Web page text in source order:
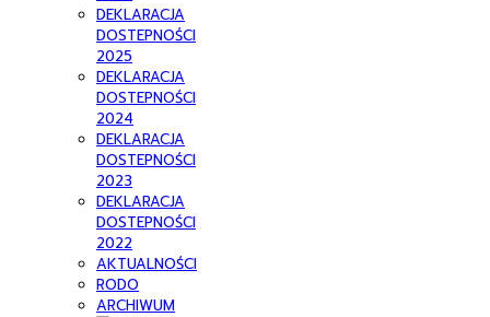
DEKLARACJA
DOSTEPNOŚCI
2025
DEKLARACJA
DOSTEPNOŚCI
2024
DEKLARACJA
DOSTEPNOŚCI
2023
DEKLARACJA
DOSTEPNOŚCI
2022
AKTUALNOŚCI
RODO
ARCHIWUM